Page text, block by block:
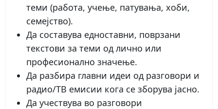
теми (работа, учење, патувања, хоби,
семејство).
Да составува едноставни, поврзани
текстови за теми од лично или
професионално значење.
Да разбира главни идеи од разговори и
радио/ТВ емисии кога се зборува јасно.
Да учествува во разговори